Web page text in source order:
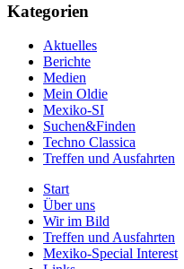
Kategorien
Aktuelles
Berichte
Medien
Mein Oldie
Mexiko-SI
Suchen&Finden
Techno Classica
Treffen und Ausfahrten
Start
Über uns
Wir im Bild
Treffen und Ausfahrten
Mexiko-Special Interest